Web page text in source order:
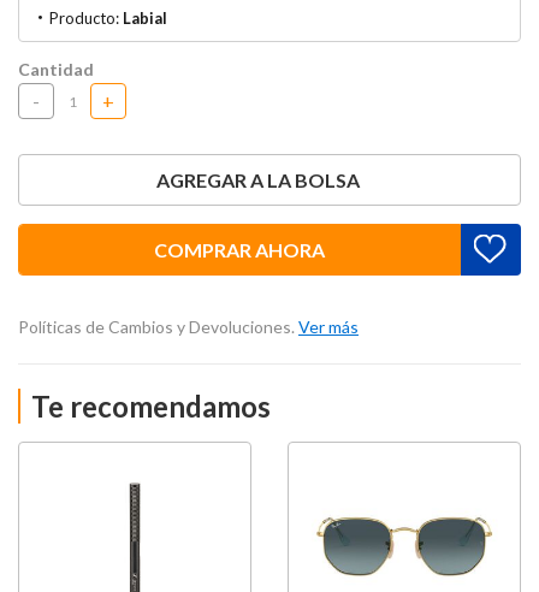
Producto: Labial
Cantidad
- +
AGREGAR A LA BOLSA
COMPRAR AHORA
Políticas de Cambios y Devoluciones. Ver más
Te recomendamos